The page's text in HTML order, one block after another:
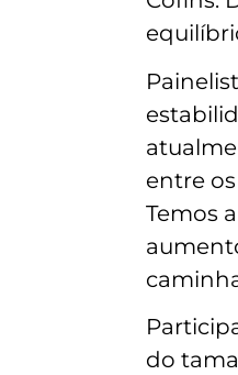
entre
Temos
do